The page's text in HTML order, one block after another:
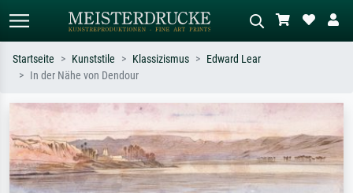
Suchen Sie nach Künstlern, Werktiteln
oder Stilen – z.B. Monet,
Sternennacht, Impressionismus, Welle
Hokusai, Akt.
Beschreiben Sie die Szene – z.B. Grüne
Wiese, Abstrakt mit viel Rot, Dunkles
Ölgemälde, Stehender Akt neben einem
Baum.
Startseite Kunststile Klassizismus
Edward Lear
In der Nähe von Dendour